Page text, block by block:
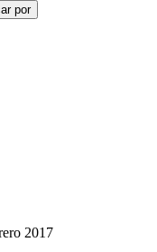
por
2017